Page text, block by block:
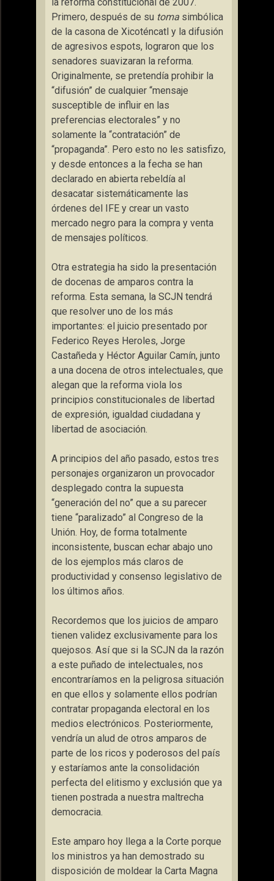
Primero, después de su toma simbólica
de la casona de Xicoténcatl y la difusión
de agresivos espots, lograron que los
senadores suavizaran la reforma.
Originalmente, se pretendía prohibir la
“difusión” de cualquier “mensaje
susceptible de influir en las
preferencias electorales” y no
solamente la “contratación” de
“propaganda”. Pero esto no les satisfizo,
y desde entonces a la fecha se han
declarado en abierta rebeldía al
desacatar sistemáticamente las
órdenes del IFE y crear un vasto
mercado negro para la compra y venta
de mensajes políticos.
Otra estrategia ha sido la presentación
de docenas de amparos contra la
reforma. Esta semana, la SCJN tendrá
que resolver uno de los más
importantes: el juicio presentado por
Federico Reyes Heroles, Jorge
Castañeda y Héctor Aguilar Camín, junto
a una docena de otros intelectuales, que
alegan que la reforma viola los
principios constitucionales de libertad
de expresión, igualdad ciudadana y
libertad de asociación.
A principios del año pasado, estos tres
personajes organizaron un provocador
desplegado contra la supuesta
“generación del no” que a su parecer
tiene “paralizado” al Congreso de la
Unión. Hoy, de forma totalmente
inconsistente, buscan echar abajo uno
de los ejemplos más claros de
productividad y consenso legislativo de
los últimos años.
Recordemos que los juicios de amparo
tienen validez exclusivamente para los
quejosos. Así que si la SCJN da la razón
a este puñado de intelectuales, nos
encontraríamos en la peligrosa situación
en que ellos y solamente ellos podrían
contratar propaganda electoral en los
medios electrónicos. Posteriormente,
vendría un alud de otros amparos de
parte de los ricos y poderosos del país
y estaríamos ante la consolidación
perfecta del elitismo y exclusión que ya
tienen postrada a nuestra maltrecha
democracia.
Este amparo hoy llega a la Corte porque
los ministros ya han demostrado su
disposición de moldear la Carta Magna